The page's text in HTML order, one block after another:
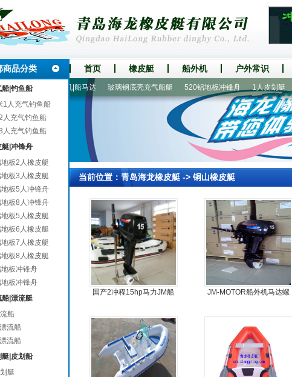
商品分类 首页 橡皮艇 船外机 户外常识
|钓鱼船
1人充气钓鱼船
人充气钓鱼船
人充气钓鱼船
|冲锋舟
板2人橡皮艇
板3人橡皮艇
板5人冲锋舟
板8人冲锋舟
板5人橡皮艇
板6人橡皮艇
板7人橡皮艇
板8人橡皮艇
板冲锋舟
板冲锋舟
|漂流艇
船
流船
流船
|皮划船
艇
橡皮艇 船外机|船马达 玻璃钢底壳充气船艇 520铝地板冲锋舟 1人皮划艇
当前位置： 青岛海龙橡皮艇-> 铜山橡皮艇
国产2冲程15hp马力JM船
JM-MOTOR船外机马达螺